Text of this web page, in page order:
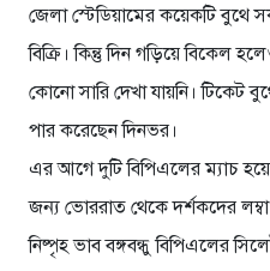
জেলা স্টেডিয়ামের কয়েকটি বুথে
বিক্রি। কিন্তু দিন গড়িয়ে বিকেল
কোনো সারি দেখা যায়নি। টিকেট
পার করেছেন দিনভর।
এর আগে দুটি বিপিএলের ম্যাচ
জন্য ভোররাত থেকে দর্শকদের
নিষ্পৃহ ভাব বঙ্গবন্ধু বিপিএলের